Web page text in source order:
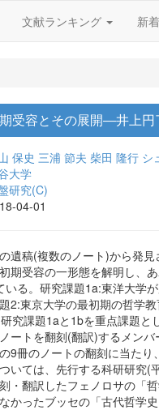
文献ランキング 新
受容とその展開―井上
保史 三浦 節夫 柴田 隆行 シ
大学
研究(C)
04-01
遺稿(複数のノート)から発
期受容の一形態を解明し、
る。研究課題1a:東洋大学
2:東京大学の最初期の哲学
究課題1aと1bを重点課題
ートを翻刻(翻訳)するメン
9冊のノートの翻刻に当た
いては、先行する科研研
・翻訳したフェノロサの「
かったブッセの「古代哲学